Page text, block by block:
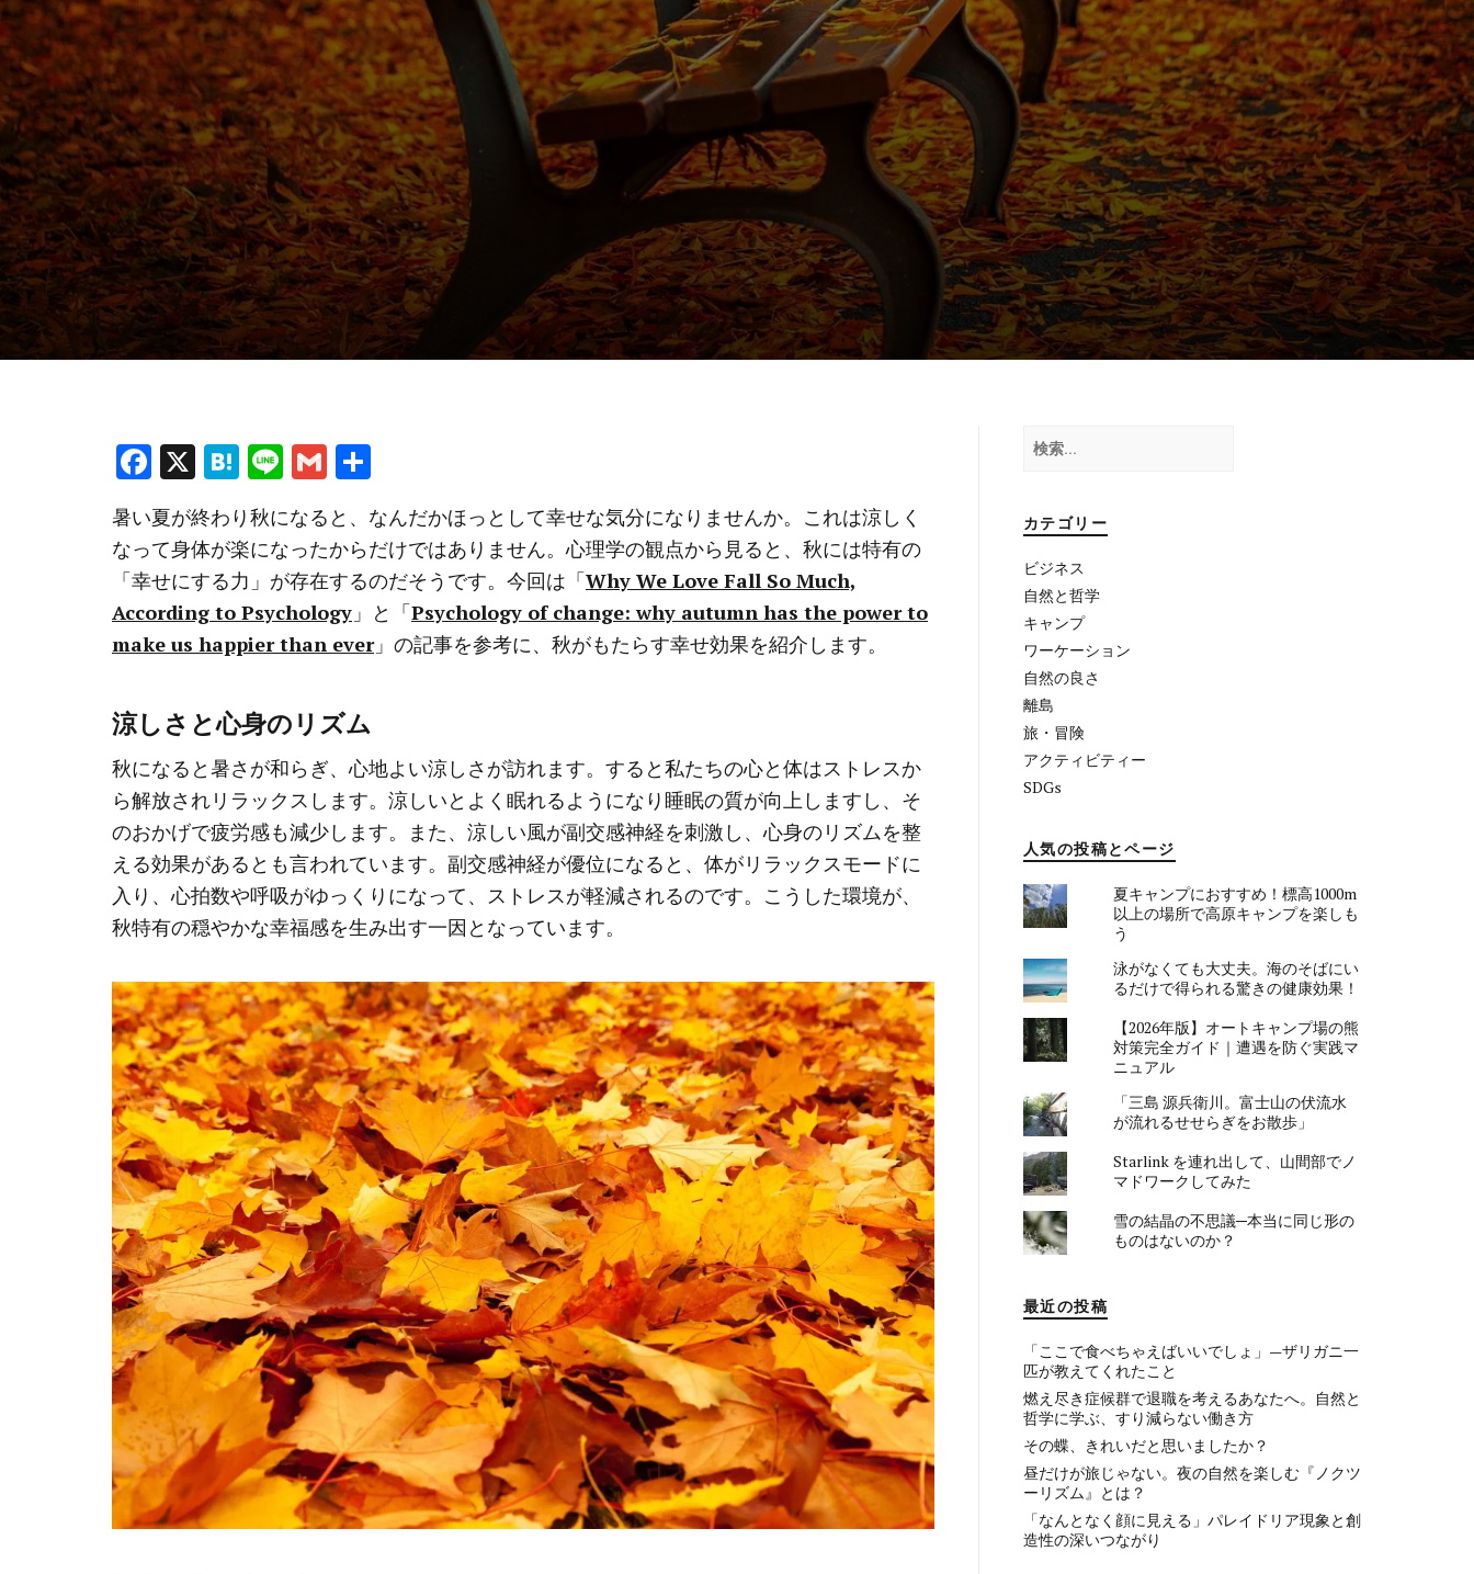
F
a
ce
b
o
o
X H
at
e
n
a
Li
n
e
G
ai
l
有
暑い夏が終わり秋になると、なんだかほっとして幸せな気分になりませんか。これは涼しく
なって身体が楽になったからだけではありません。心理学の観点から見ると、秋には特有の
「幸せにする力」が存在するのだそうです。今回は「Why We Love Fall So Much,
According to Psychology 」と「Psychology of change: why autumn has the power to
make us happier than ever」の記事を参考に、秋がもたらす幸せ効果を紹介します。
涼しさと心身のリズム
秋になると暑さが和らぎ、心地よい涼しさが訪れます。すると私たちの心と体はストレスか
ら解放されリラックスします。涼しいとよく眠れるようになり睡眠の質が向上しますし、そ
のおかげで疲労感も減少します。また、涼しい風が副交感神経を刺激し、心身のリズムを整
える効果があるとも言われています。副交感神経が優位になると、体がリラックスモードに
入り、心拍数や呼吸がゆっくりになって、ストレスが軽減されるのです。こうした環境が、
秋特有の穏やかな幸福感を生み出す一因となっています。
検
索:
カテゴリー
ビジネス
自然と哲学
キャンプ
ワーケーション
自然の良さ
離島
旅・冒険
アクティビティー
SDGs
人気の投稿とページ
夏キャンプにおすすめ！標高1000m
以上の場所で高原キャンプを楽しも
う
泳がなくても大丈夫。海のそばにい
るだけで得られる驚きの健康効果！
【2026年版】オートキャンプ場の熊
対策完全ガイド｜遭遇を防ぐ実践マ
ニュアル
「三島 源兵衛川。富士山の伏流水
が流れるせせらぎをお散歩」
Starlink を連れ出して、山間部でノ
マドワークしてみた
雪の結晶の不思議─本当に同じ形の
ものはないのか？
最近の投稿
「ここで食べちゃえばいいでしょ」—ザリガニ一
匹が教えてくれたこと
燃え尽き症候群で退職を考えるあなたへ。自然と
哲学に学ぶ、すり減らない働き方
その蝶、きれいだと思いましたか？
昼だけが旅じゃない。夜の自然を楽しむ『ノクツ
ーリズム』とは？
「なんとなく顔に見える」パレイドリア現象と創
造性の深いつながり